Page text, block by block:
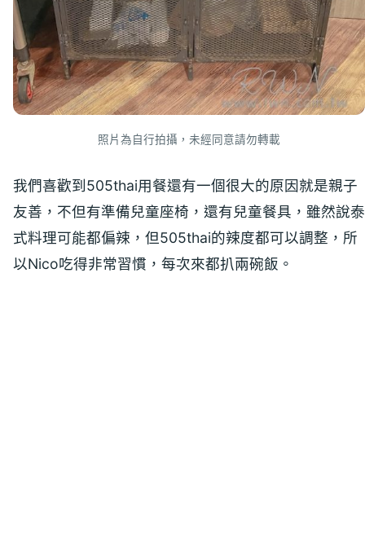
照片為自行拍攝，未經同意請勿轉載
我們喜歡到505thai用餐還有一個很大的原因就是親子
友善，不但有準備兒童座椅，還有兒童餐具，雖然說泰
式料理可能都偏辣，但505thai的辣度都可以調整，所
以Nico吃得非常習慣，每次來都扒兩碗飯。